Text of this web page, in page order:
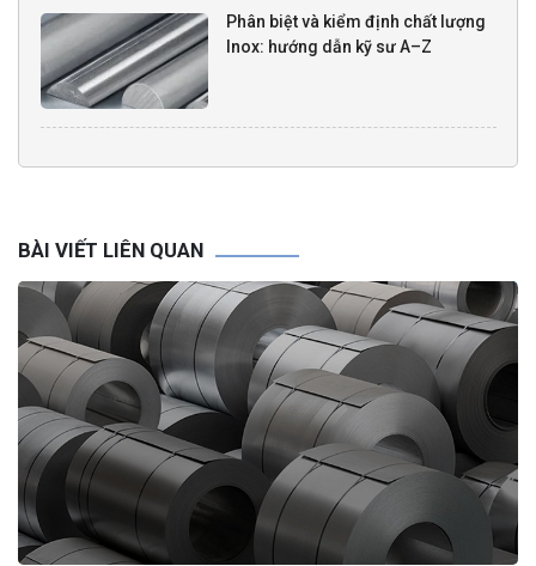
Phân biệt và kiểm định chất lượng
Inox: hướng dẫn kỹ sư A–Z
BÀI VIẾT LIÊN QUAN